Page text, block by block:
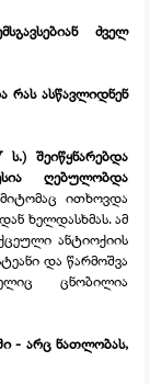
ძველ
რას ასწავლიდნენ
შეიწყნარებდა
ღებულობდა
ითხოვდა
ხელდასხმას. ამ
ანტიოქიის
და წარმოშვა
ცნობილია
- არც ნათლობას,